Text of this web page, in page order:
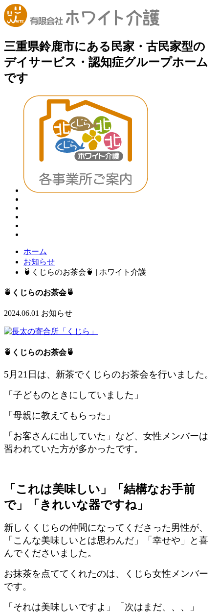
三重県鈴鹿市にある民家・古民家型の
デイサービス・認知症グループホーム
です
ホーム
お知らせ
🍵くじらのお茶会🍵 | ホワイト介護
🍵くじらのお茶会🍵
2024.06.01 お知らせ
🍵くじらのお茶会🍵
5月21日は、新茶でくじらのお茶会を行いました。
「子どものときにしていました」
「母親に教えてもらった」
「お客さんに出していた」など、女性メンバーは
習われていた方が多かったです。
「これは美味しい」「結構なお手前
で」「きれいな器ですね」
新しくくじらの仲間になってくださった男性が、
「こんな美味しいとは思わんだ」「幸せや」と喜
んでくださいました。
お抹茶を点ててくれたのは、くじら女性メンバー
です。
「それは美味しいですよ」「次はまだ、、、」